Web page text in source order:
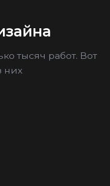
тысяч работ. Вот
них